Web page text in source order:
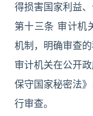
得损害国家利益
第十三条 审计机
机制，明确审查的
审计机关在公开
保守国家秘密法
行审查。